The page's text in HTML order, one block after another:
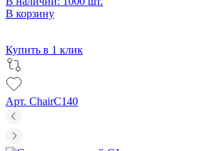
В корзину
Купить в 1 клик
Арт. ChairC140